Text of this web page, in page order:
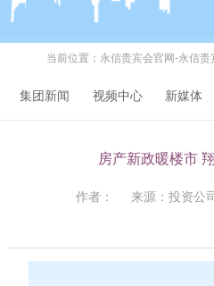
当前位置： 永信贵宾会官网-永信
集团新闻 视频中心 新媒体
房产新政暖楼市
作者： 来源：投资公